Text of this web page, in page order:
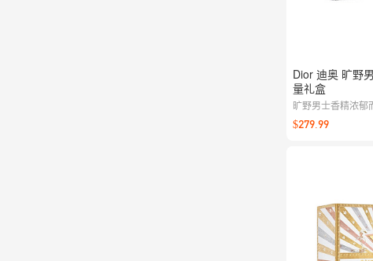
Dior 迪奥 旷野
量礼盒
旷野男士香精浓郁
失野性；随身旅行
用皆宜。
$279.99